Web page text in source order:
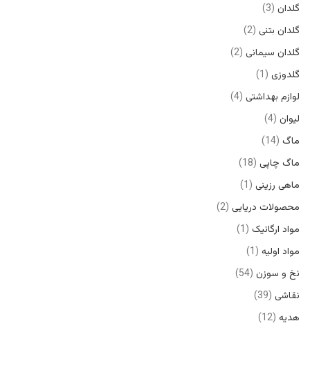
گلدان 3
گلدان بتنی 2
گلدان سیمانی 2
گلدوزی 1
لوازم بهداشتی 4
لیوان 4
ماگ 14
ماگ چاپی 18
ماهی رزینی 1
محصولات دریایی 2
مواد ارگانیک 1
مواد اولیه 1
نخ و سوزن 54
نقاشی 39
هدیه 12